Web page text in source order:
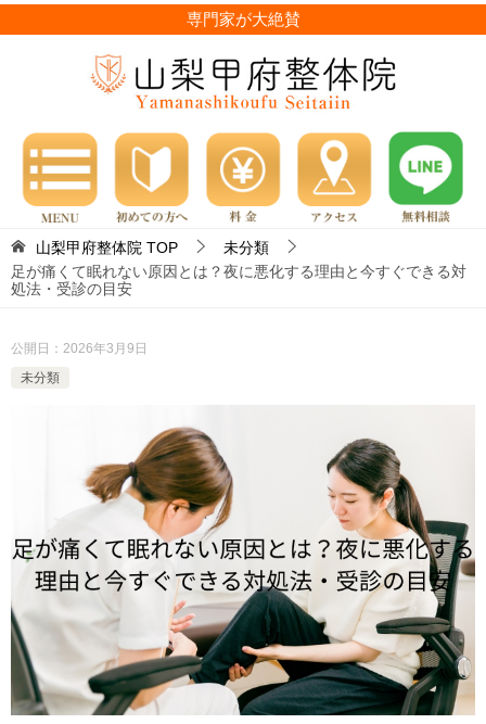
専門家が大絶賛
山梨甲府整体院 TOP
未分類
足が痛くて眠れない原因とは？夜に悪化する理由と今すぐできる対
処法・受診の目安
公開日： 2026年3月9日
未分類